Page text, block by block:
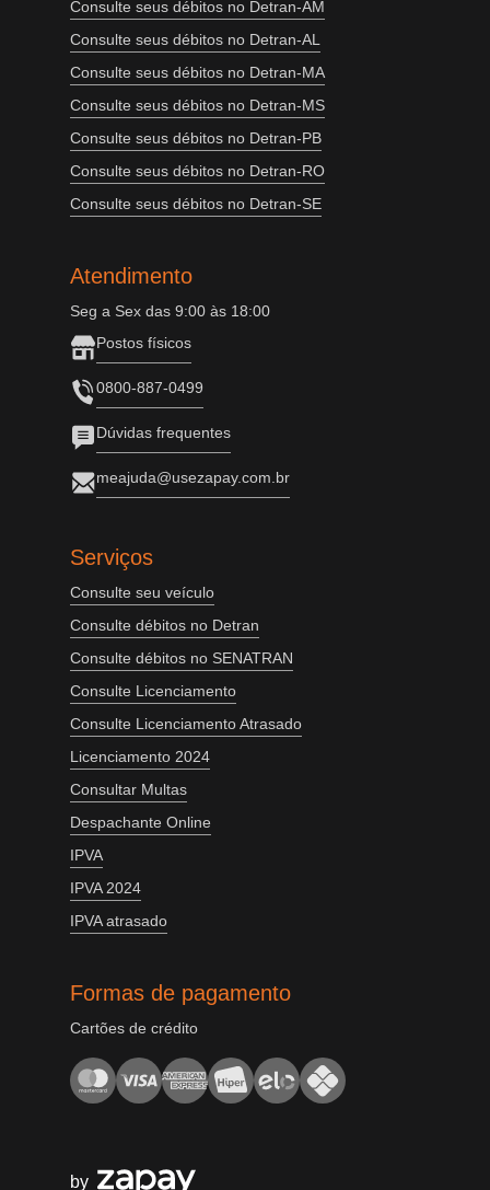
Consulte seus débitos no Detran-AM
Consulte seus débitos no Detran-AL
Consulte seus débitos no Detran-MA
Consulte seus débitos no Detran-MS
Consulte seus débitos no Detran-PB
Consulte seus débitos no Detran-RO
Consulte seus débitos no Detran-SE
Atendimento
Seg a Sex das 9:00 às 18:00
Postos físicos
0800-887-0499
Dúvidas frequentes
meajuda@usezapay.com.br
Serviços
Consulte seu veículo
Consulte débitos no Detran
Consulte débitos no SENATRAN
Consulte Licenciamento
Consulte Licenciamento Atrasado
Licenciamento 2024
Consultar Multas
Despachante Online
IPVA
IPVA 2024
IPVA atrasado
Formas de pagamento
Cartões de crédito
by